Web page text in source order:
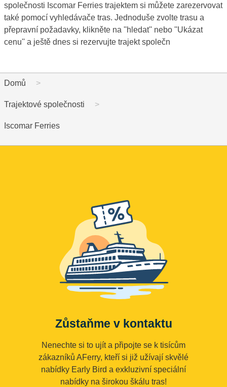
společnosti Iscomar Ferries trajektem si můžete zarezervovat
také pomocí vyhledávače tras. Jednoduše zvolte trasu a
přepravní požadavky, klikněte na ''hledat'' nebo ''Ukázat
cenu'' a ještě dnes si rezervujte trajekt společn
Domů
Trajektové společnosti
Iscomar Ferries
Zůstaňme v kontaktu
Nenechte si to ujít a připojte se k tisícům
zákazníků AFerry, kteří si již užívají skvělé
nabídky Early Bird a exkluzivní speciální
nabídky na širokou škálu tras!